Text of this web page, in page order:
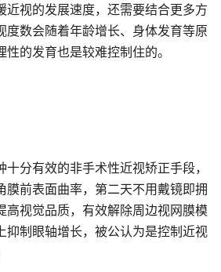
近视的发展速度，还需要结合更多方
度数会随着年龄增长、身体发育等原
性的发育也是较难控制住的。
十分有效的非手术性近视矫正手段，
膜前表面曲率，第二天不用戴镜即拥
高视觉品质，有效解除周边视网膜模
抑制眼轴增长，被公认为是控制近视